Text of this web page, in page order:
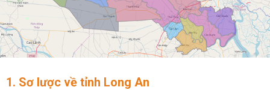
1. Sơ lược về tỉnh Long An